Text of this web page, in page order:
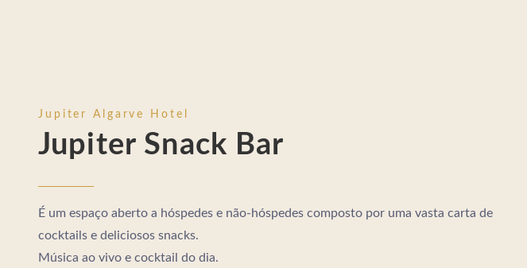
Jupiter Algarve Hotel
Jupiter Snack Bar
É um espaço aberto a hóspedes e não-hóspedes composto por uma vasta carta de
cocktails e deliciosos snacks.
Música ao vivo e cocktail do dia.